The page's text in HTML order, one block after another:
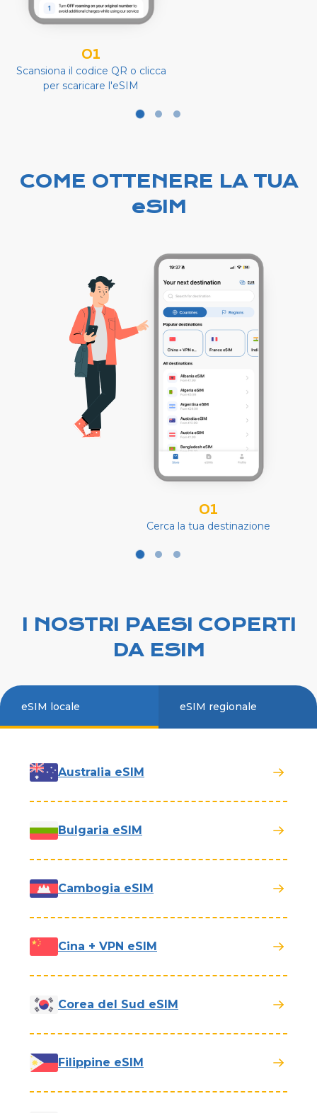
01
Scansiona il codice QR o clicca
per scaricare l'eSIM
COME OTTENERE LA TUA
eSIM
01
Cerca la tua destinazione
I NOSTRI PAESI COPERTI
DA ESIM
eSIM locale eSIM regionale
Australia eSIM
Bulgaria eSIM
Cambogia eSIM
Cina + VPN eSIM
Corea del Sud eSIM
Filippine eSIM